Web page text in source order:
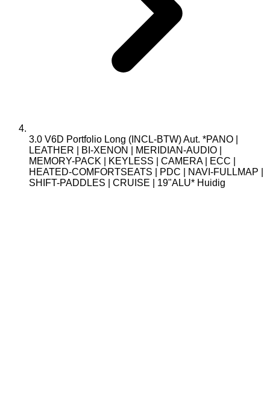
3.0 V6D Portfolio Long (INCL-BTW) Aut. *PANO |
LEATHER | BI-XENON | MERIDIAN-AUDIO |
MEMORY-PACK | KEYLESS | CAMERA | ECC |
HEATED-COMFORTSEATS | PDC | NAVI-FULLMAP |
SHIFT-PADDLES | CRUISE | 19"ALU* Huidig